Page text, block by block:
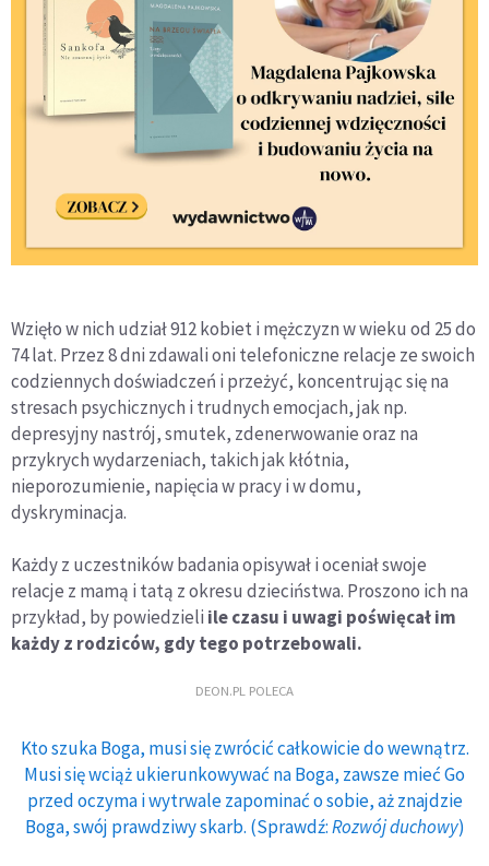
Wzięło w nich udział 912 kobiet i mężczyzn w wieku od 25 do
74 lat. Przez 8 dni zdawali oni telefoniczne relacje ze swoich
codziennych doświadczeń i przeżyć, koncentrując się na
stresach psychicznych i trudnych emocjach, jak np.
depresyjny nastrój, smutek, zdenerwowanie oraz na
przykrych wydarzeniach, takich jak kłótnia,
nieporozumienie, napięcia w pracy i w domu,
dyskryminacja.
Każdy z uczestników badania opisywał i oceniał swoje
relacje z mamą i tatą z okresu dzieciństwa. Proszono ich na
przykład, by powiedzieli ile czasu i uwagi poświęcał im
każdy z rodziców, gdy tego potrzebowali.
DEON.PL POLECA
Kto szuka Boga, musi się zwrócić całkowicie do wewnątrz.
Musi się wciąż ukierunkowywać na Boga, zawsze mieć Go
przed oczyma i wytrwale zapominać o sobie, aż znajdzie
Boga, swój prawdziwy skarb. (Sprawdź:Rozwój duchowy)